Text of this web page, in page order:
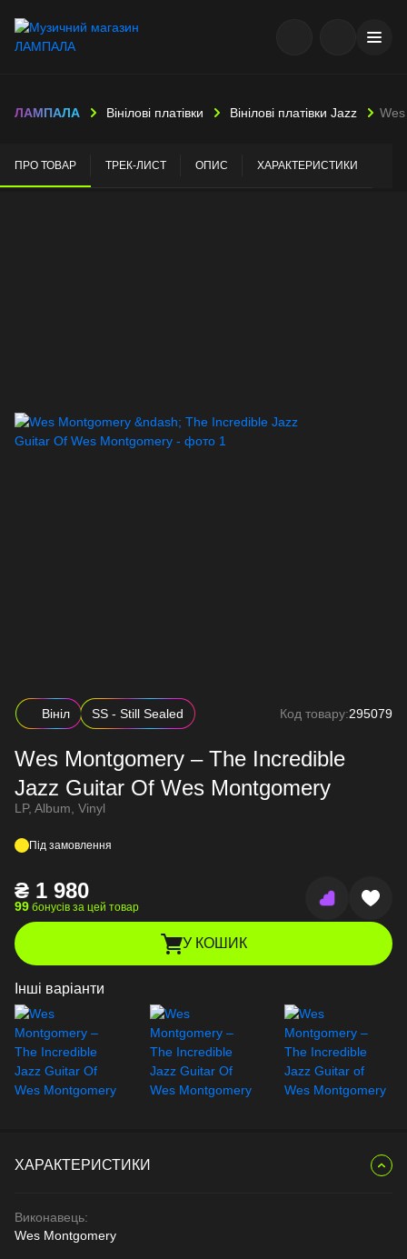
ЛАМПАЛА Вінілові платівки Вінілові платівки Jazz
ПРО ТОВАР ТРЕК-ЛИСТ ОПИС ХАРАКТЕРИСТИКИ
Вініл SS - Still Sealed Код товару:295079
Wes Montgomery – The Incredible
Jazz Guitar Of Wes Montgomery
LP, Album, Vinyl
Під замовлення
₴ 1 980
99 бонусів за цей товар
У КОШИК
Інші варіанти
ХАРАКТЕРИСТИКИ
Виконавець:
Wes Montgomery